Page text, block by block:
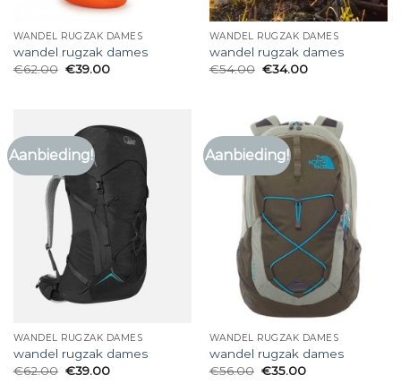
WANDEL RUGZAK DAMES
wandel rugzak dames
€62.00 €39.00
WANDEL RUGZAK DAMES
wandel rugzak dames
€54.00 €34.00
Aanbieding!
WANDEL RUGZAK DAMES
wandel rugzak dames
€62.00 €39.00
Aanbieding!
WANDEL RUGZAK DAMES
wandel rugzak dames
€56.00 €35.00